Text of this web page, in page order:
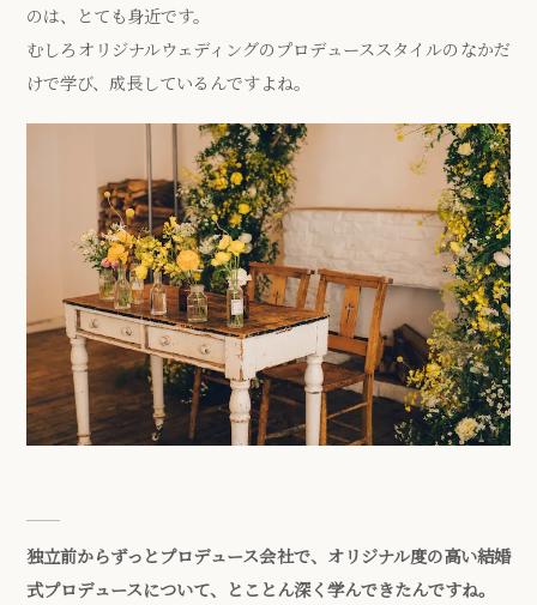
のは、とても身近です。
むしろオリジナルウェディングのプロデューススタイルのなかだ
けで学び、成長しているんですよね。
独立前からずっとプロデュース会社で、オリジナル度の高い結婚
式プロデュースについて、とことん深く学んできたんですね。